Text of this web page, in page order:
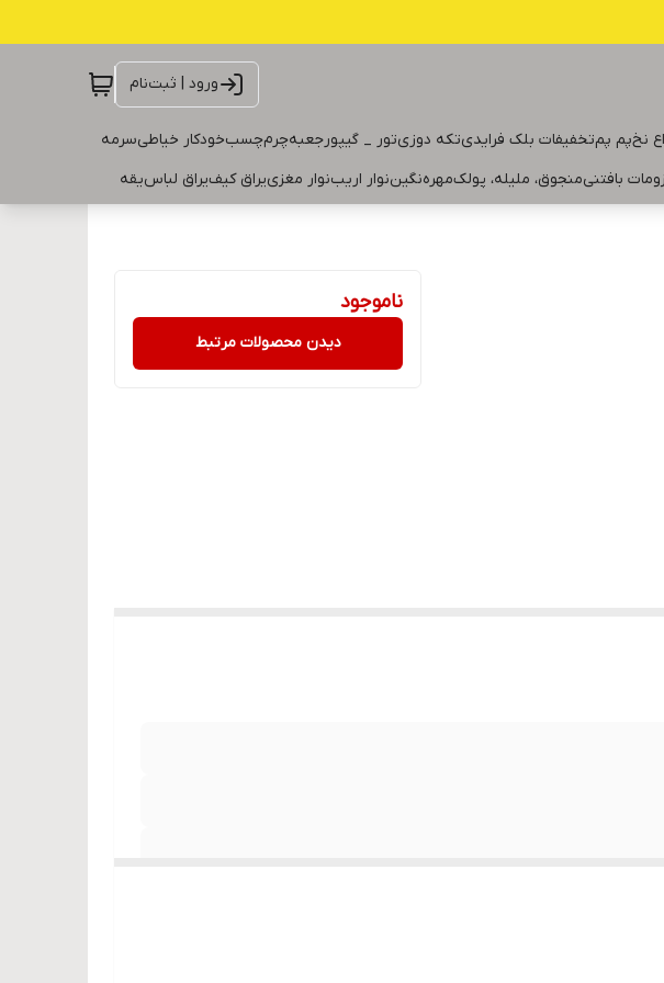
ورود | ثبت‌نام
نخپم پمتخفیفات بلک فرایدیتکه دوزیتور _ گیپورجعبهچرمچسبخودکار خیاطیسرمه
بافتنیمنجوق، ملیله، پولکمهرهنگیننوار اریبنوار مغزییراق کیفیراق لباسیقه
ناموجود
دیدن محصولات مرتبط